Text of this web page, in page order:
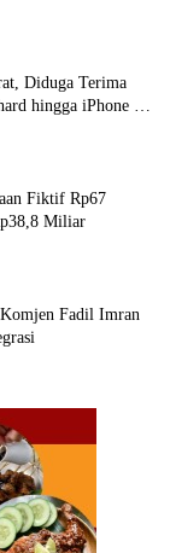
Diduga Terima
hingga iPhone 17
Fiktif Rp67
Miliar
Fadil Imran